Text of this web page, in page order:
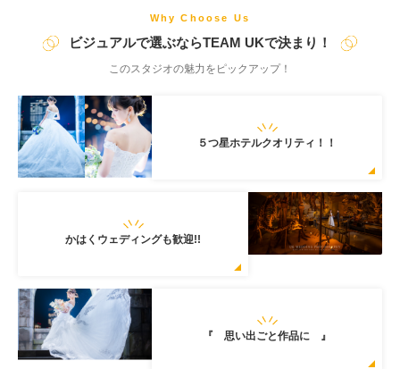
るよう誠心誠意日々の撮影をおこなっております。 準備から撮
影に至るまでの “安心感”、 お二人とのコミュニケーションを大
Why Choose Us
ビジュアルで選ぶならTEAM UKで決まり！
このスタジオの魅力をピックアップ！
５つ星ホテルクオリティ！！
かはくウェディングも歓迎!!
『 思い出ごと作品に 』